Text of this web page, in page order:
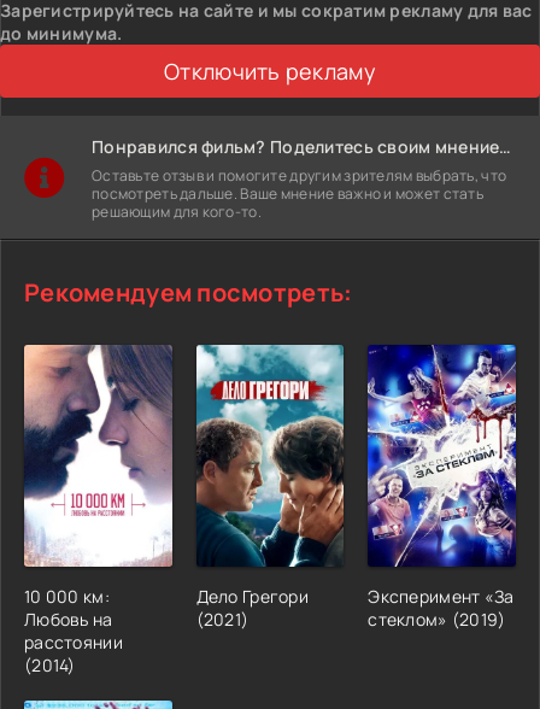
Зарегистрируйтесь на сайте и мы сократим рекламу для вас
до минимума.
Отключить рекламу
Понравился фильм? Поделитесь своим мнением!
Оставьте отзыв и помогите другим зрителям выбрать, что
посмотреть дальше. Ваше мнение важно и может стать
решающим для кого-то.
Рекомендуем посмотреть:
10 000 км:
Любовь на
расстоянии
(2014)
Дело Грегори
(2021)
Эксперимент «За
стеклом» (2019)